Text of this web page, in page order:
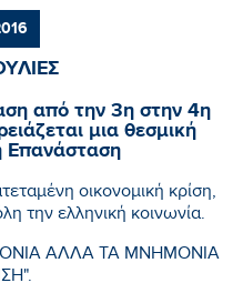
από την 3η στην 4η
μια θεσμική
Επανάσταση
οικονομική κρίση,
την ελληνική κοινωνία.
ΑΛΛΑ ΤΑ ΜΝΗΜΟΝΙΑ